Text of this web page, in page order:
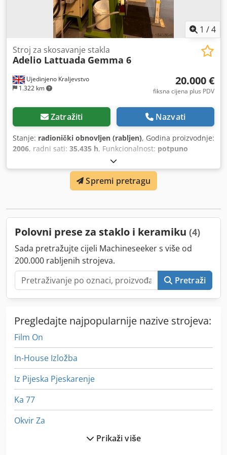
1 /4
Ujedinjeno Kraljevstvo
1.322 km
Stroj za skosavanje stakla
Adelio Lattuada Gemma 6
20.000 €
fiksna cijena plus PDV
Zatražiti Nazvati
Stanje: radionički obnovljen (rabljen), Godina proizvodnje:
2006, radni sati: 35.435 h, Funkcionalnost: potpuno
, ukupna duljina:
1.800 mm, ukupna visina:2.400 mm, godina zadnjeg
generalnog remonta:2023, Potpuno remontiran od strane
glavnog trgovca s originalnim dijelovima 2023. Malo je
Asrock Stroj je malo korišten i potpuno je ispravan i
organizirati uz naknadu. Ovisi o lokaciji.
Spremi pretragu
Polovni prese za staklo i keramiku (4)
Sada pretražujte cijeli Machineseeker s više od
200.000 rabljenih strojeva.
Pretraži
Pregledajte najpopularnije nazive strojeva:
Film On
In-House Izložba
Iz Pijeska Pjeskarenje
Ka 77
Okvir Za
Prikaži više